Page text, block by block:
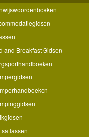
and Breakfast Gidsen